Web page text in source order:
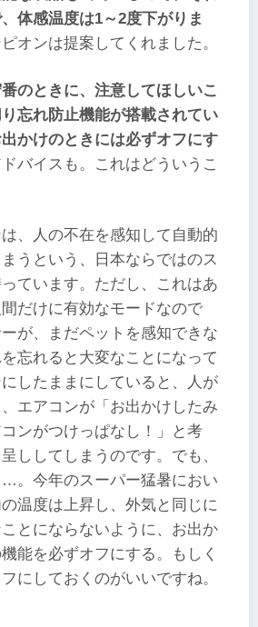
体感温度は1～2度下がりま
オンは提案してくれました。
番のときに、注意してほしいこ
忘れ防止機能が搭載されてい
かけのときには必ずオフにす
バイスも。これはどういうこ
、人の不在を感知して自動的
うという、日本ならではのス
ています。ただし、これはあ
だけに有効なモードなので
が、まだペットを感知できな
忘れると大変なことになって
したままにしていると、人が
エアコンが「お出かけしたみ
ンがつけっぱなし！」と考
ししてしまうのです。でも、
。今年のスーパー猛暑におい
温度は上昇し、外気と同じに
とにならないように、お出か
能を必ずオフにする。もしく
にしておくのがいいですね。